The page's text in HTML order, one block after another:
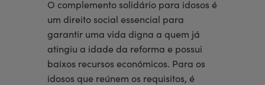
O complemento solidário para idosos é
um direito social essencial para
garantir uma vida digna a quem já
atingiu a idade da reforma e possui
baixos recursos económicos. Para os
idosos que reúnem os requisitos, é